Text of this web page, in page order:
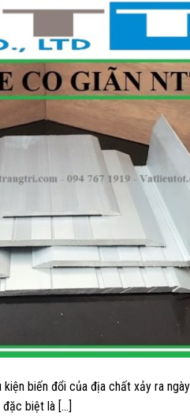
kiện biến đổi của địa chất xảy ra
biệt là […]